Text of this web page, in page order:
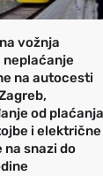
vožnja
neplaćanje
na autocesti
od plaćanja
i električne
na snazi do